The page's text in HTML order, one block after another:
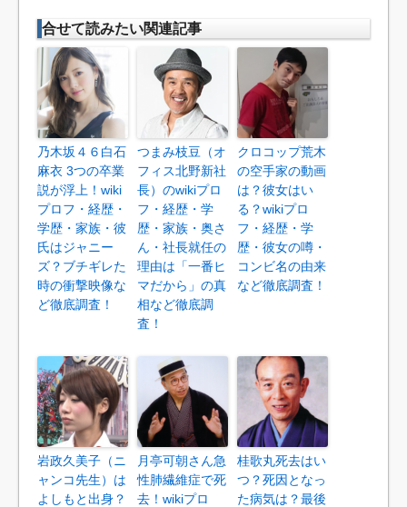
合せて読みたい関連記事
乃木坂４６白石
麻衣 3つの卒業
説が浮上！wiki
プロフ・経歴・
学歴・家族・彼
氏はジャニー
ズ？ブチギレた
時の衝撃映像な
ど徹底調査！
つまみ枝豆（オ
フィス北野新社
長）のwikiプロ
フ・経歴・学
歴・家族・奥さ
ん・社長就任の
理由は「一番ヒ
マだから」の真
相など徹底調
査！
クロコップ荒木
の空手家の動画
は？彼女はい
る？wikiプロ
フ・経歴・学
歴・彼女の噂・
コンビ名の由来
など徹底調査！
岩政久美子（ニ
ャンコ先生）は
よしもと出身？
月亭可朝さん急
性肺繊維症で死
去！wikiプロ
桂歌丸死去はい
つ？死因となっ
た病気は？最後